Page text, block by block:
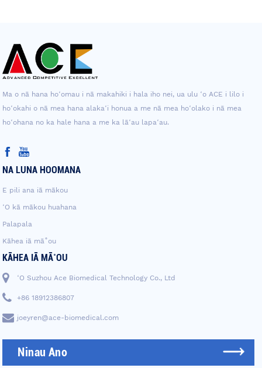
Ma o nā hana hoʻomau i nā makahiki i hala iho nei, ua ulu ʻo ACE i lilo i
hoʻokahi o nā mea hana alakaʻi honua a me nā mea hoʻolako i nā mea
hoʻohana no ka hale hana a me ka lāʻau lapaʻau.
NA LUNA HOOMANA
E pili ana iā mākou
ʻO kā mākou huahana
Palapala
Kāhea iā mā˚ou
KĀHEA IĀ MĀ˚OU
ʻO Suzhou Ace Biomedical Technology Co., Ltd
+86 18912386807
joeyren@ace-biomedical.com
Ninau Ano